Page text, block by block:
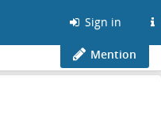
Sign in
Mention